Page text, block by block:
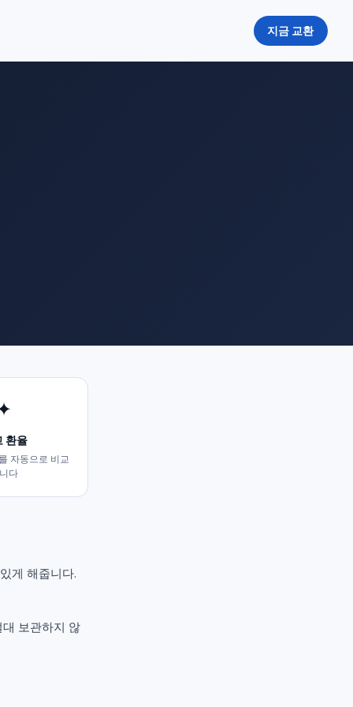
지금 교환
환율
자동으로 비교
다
게 해줍니다.
보관하지 않